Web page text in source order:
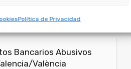
Política de Privacidad
Bancarios Abusivos
València